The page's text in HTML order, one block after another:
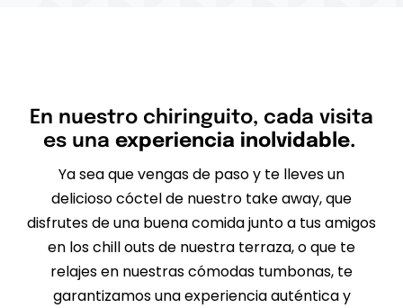
En nuestro chiringuito, cada visita
es una experiencia inolvidable.
Ya sea que vengas de paso y te lleves un
delicioso cóctel de nuestro take away, que
disfrutes de una buena comida junto a tus amigos
en los chill outs de nuestra terraza, o que te
relajes en nuestras cómodas tumbonas, te
garantizamos una experiencia auténtica y